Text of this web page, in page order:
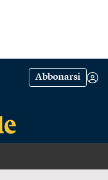
Abbonarsi